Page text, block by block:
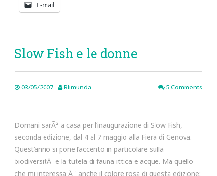
E-mail
Slow Fish e le donne
03/05/2007 Blimunda 5 Comments
Domani sarÃ² a casa per l’inaugurazione di Slow Fish,
seconda edizione, dal 4 al 7 maggio alla Fiera di Genova.
Quest’anno si pone l’accento in particolare sulla
biodiversitÃ e la tutela di fauna ittica e acque. Ma quello
che mi interessa Ã¨ anche il colore rosa di questa edizione: